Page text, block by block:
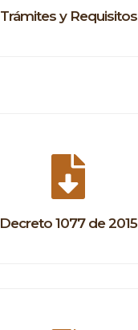
Trámites y Requisitos
Decreto 1077 de 2015